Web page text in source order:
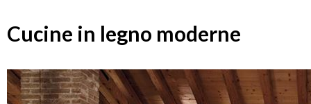
Cucine in legno moderne